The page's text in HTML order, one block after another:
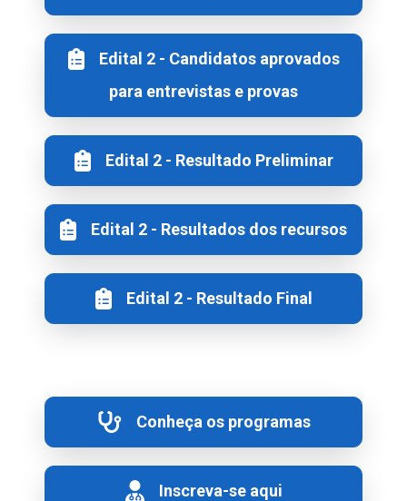
Edital 2 - Candidatos aprovados
para entrevistas e provas
Edital 2 - Resultado Preliminar
Edital 2 - Resultados dos recursos
Edital 2 - Resultado Final
Conheça os programas
Inscreva-se aqui